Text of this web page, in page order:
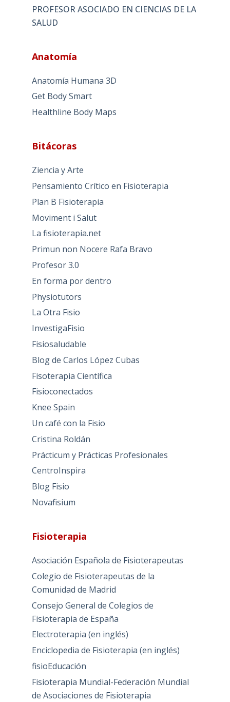
PROFESOR ASOCIADO EN CIENCIAS DE LA
SALUD
Anatomía
Anatomía Humana 3D
Get Body Smart
Healthline Body Maps
Bitácoras
Ziencia y Arte
Pensamiento Crítico en Fisioterapia
Plan B Fisioterapia
Moviment i Salut
La fisioterapia.net
Primun non Nocere Rafa Bravo
Profesor 3.0
En forma por dentro
Physiotutors
La Otra Fisio
InvestigaFisio
Fisiosaludable
Blog de Carlos López Cubas
Fisoterapia Científica
Fisioconectados
Knee Spain
Un café con la Fisio
Cristina Roldán
Prácticum y Prácticas Profesionales
CentroInspira
Blog Fisio
Novafisium
Fisioterapia
Asociación Española de Fisioterapeutas
Colegio de Fisioterapeutas de la
Comunidad de Madrid
Consejo General de Colegios de
Fisioterapia de España
Electroterapia (en inglés)
Enciclopedia de Fisioterapia (en inglés)
fisioEducación
Fisioterapia Mundial-Federación Mundial
de Asociaciones de Fisioterapia